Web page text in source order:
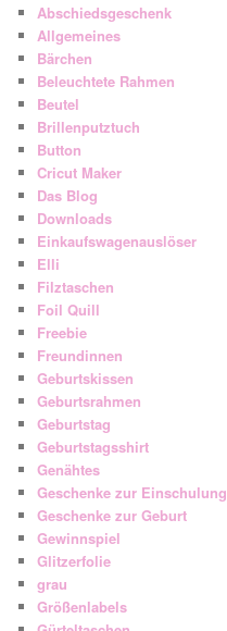
Abschiedsgeschenk
Allgemeines
Bärchen
Beleuchtete Rahmen
Beutel
Brillenputztuch
Button
Cricut Maker
Das Blog
Downloads
Einkaufswagenauslöser
Elli
Filztaschen
Foil Quill
Freebie
Freundinnen
Geburtskissen
Geburtsrahmen
Geburtstag
Geburtstagsshirt
Genähtes
Geschenke zur Einschulung
Geschenke zur Geburt
Gewinnspiel
Glitzerfolie
grau
Größenlabels